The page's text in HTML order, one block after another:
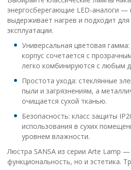
энергосберегающие LED-аналоги —
выдерживает нагрев и подходит
эксплуатации.
Универсальная цветовая
корпус сочетается с
легко комбинируются с любым
Простота ухода: стеклянные
пыли и загрязнениям, а
очищается сухой тканью.
Безопасность: класс защиты
использования в сухих
уровнем влажности.
Люстра SANSA из серии Arte Lamp
функциональность, но и эстетика.